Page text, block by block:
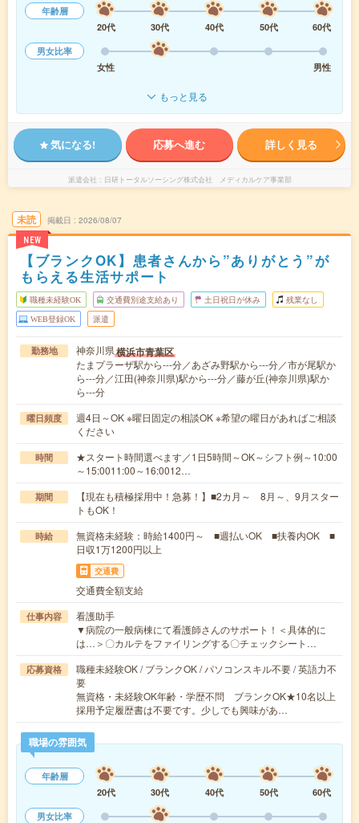
年齢層
20代
30代 40代 50代
60代
男女比率
女性
男性
もっと見る
気になる! 応募へ進む 詳しく見る
派遣会社 日研トータルソーシング株式会社 メディカルケア事業部
未読
NEW
掲載日 2026/08/07
【ブランクOK】患者さんから”ありがとう”が
もらえる生活サポート
職種未経験OK 交通費別途支給あり 土日祝日が休み 残業なし
WEB登録OK 派遣
勤務地 神奈川県横浜市青葉区
たまプラーザ駅から---分／あざみ野駅から---分／市が尾駅か
ら---分／江田(神奈川県)駅から---分／藤が丘(神奈川県)駅か
ら---分
曜日頻度
週4日～OK ※曜日固定の相談OK ※希望の曜日があればご相談
ください
時間
★スタート時間選べます／1日5時間～OK～シフト例～10:00
～15:0011:00～16:0012…
期間
【現在も積極採用中！急募！】■2カ月～ 8月～、9月スター
トもOK！
時給
無資格未経験：時給1400円～ ■週払いOK ■扶養内OK ■
日収1万1200円以上
交通費
交通費全額支給
仕事内容
看護助手
▼病院の一般病棟にて看護師さんのサポート！＜具体的に
は…＞〇カルテをファイリングする〇チェックシート…
応募資格
職種未経験OK / ブランクOK / パソコンスキル不要 / 英語力不
要
無資格・未経験OK年齢・学歴不問 ブランクOK★10名以上
採用予定履歴書は不要です。少しでも興味があ…
職場の雰囲気
年齢層
20代
30代 40代 50代
60代
男女比率